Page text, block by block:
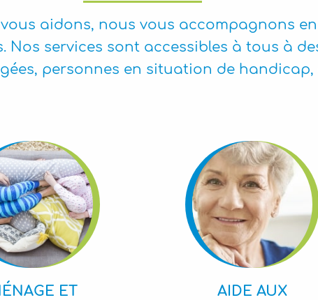
aidons, nous vous accompagnons
Nos services sont accessibles à tous à
personnes en situation de
ET
AIDE AUX